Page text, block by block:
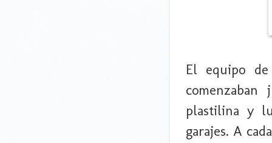
El equipo
plastilina y
garajes. A